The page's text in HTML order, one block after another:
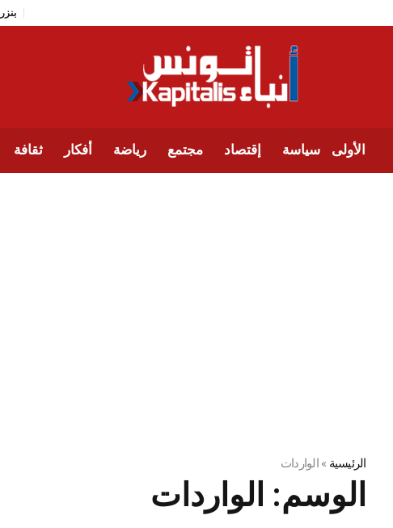
الأولى سياسة إقتصاد مجتمع رياضة أفكار ثقافة
الرئيسية »الواردات
الوسم: الواردات